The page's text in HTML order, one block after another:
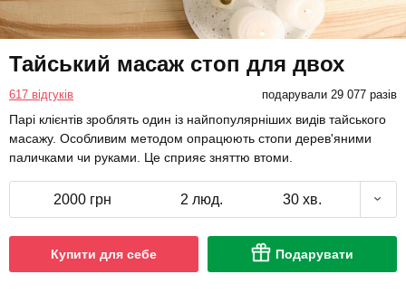
Тайський масаж стоп для двох
617 відгуків подарували 29 077 разів
Парі клієнтів зроблять один із найпопулярніших видів тайського
масажу. Особливим методом опрацюють стопи дерев'яними
паличками чи руками. Це сприяє зняттю втоми.
2000 грн 2 люд. 30 хв.
Купити для себе Подарувати